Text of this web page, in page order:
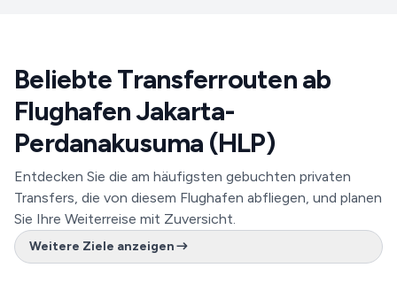
Beliebte Transferrouten ab
Flughafen Jakarta-
Perdanakusuma (HLP)
Entdecken Sie die am häufigsten gebuchten privaten
Transfers, die von diesem Flughafen abfliegen, und planen
Sie Ihre Weiterreise mit Zuversicht.
Weitere Ziele anzeigen